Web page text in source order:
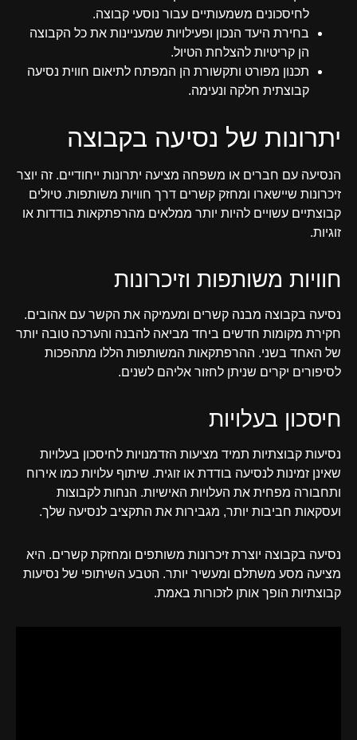
לחיסכונים משמעותיים עבור נוסעי קבוצה.
בחירת היעד הנכון ופעילויות שמעניינות את כל הקבוצה
הן קריטיות להצלחת הטיול.
תכנון מפורט ותקשורת הן המפתח לתיאום חווית נסיעה
קבוצתית חלקה ונעימה.
יתרונות של נסיעה בקבוצה
הנסיעה עם חברים או משפחה מציעה יתרונות ייחודיים. זה יוצר
זיכרונות שיישארו ומחזק קשרים דרך חוויות משותפות. טיולים
קבוצתיים עשויים להיות יותר ממלאים מהרפתקאות בודדות או
זוגיות.
חוויות משותפות וזיכרונות
נסיעה בקבוצה מבנה קשרים ומעמיקה את הקשר עם אהובים.
חקירת מקומות חדשים ביחד מביאה להבנה והערכה טובה יותר
של האחד בשני. ההרפתקאות המשותפות הללו מתהפכות
לסיפורים יקרים שניתן לחזור אליהם לשנים.
חיסכון בעלויות
נסיעות קבוצתיות תמיד מציעות הזדמנויות לחיסכון בעלויות
שאינן זמינות לנסיעה בודדת או זוגית. שיתוף עלויות כמו אירוח
ותחבורה מפחית את העלויות האישיות. הנחות לקבוצות
ועסקאות חביבות יותר, מגבירות את התקציב לנסיעה שלך.
נסיעה בקבוצה יוצרת זיכרונות משותפים ומחזקת קשרים. היא
מציעה מסע משתלם ומעשיר יותר. הטבע השיתופי של נסיעות
קבוצתיות הופך אותן לזכורות באמת.